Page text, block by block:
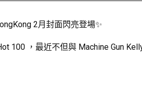
2月封面閃亮登場✨
100 ，最近不但與 Machine Gun